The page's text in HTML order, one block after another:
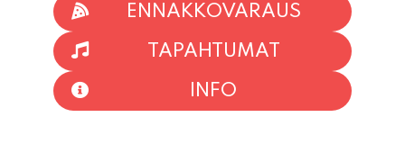
ENNAKKOVARAUS
TAPAHTUMAT
INFO